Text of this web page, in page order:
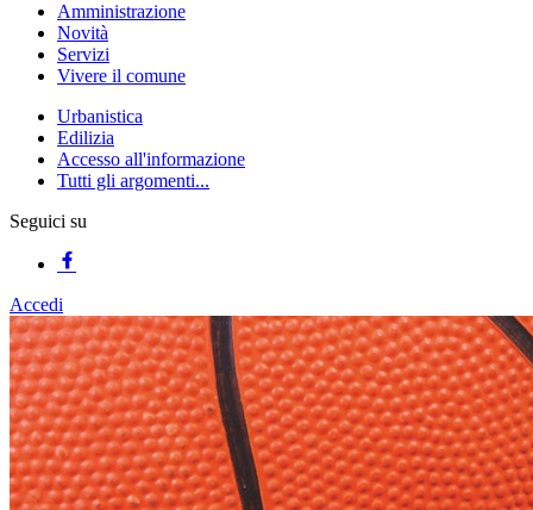
Amministrazione
Novità
Servizi
Vivere il comune
Urbanistica
Edilizia
Accesso all'informazione
Tutti gli argomenti...
Seguici su
Accedi